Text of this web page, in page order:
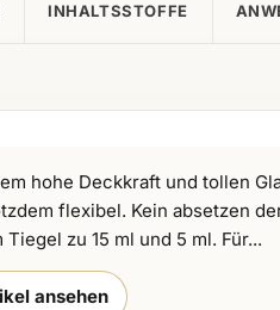
hohe Deckkraft und tollen
flexibel. Kein absetzen
zu 15 ml und 5 ml. Für...
ansehen
INHALTSSTOFFE